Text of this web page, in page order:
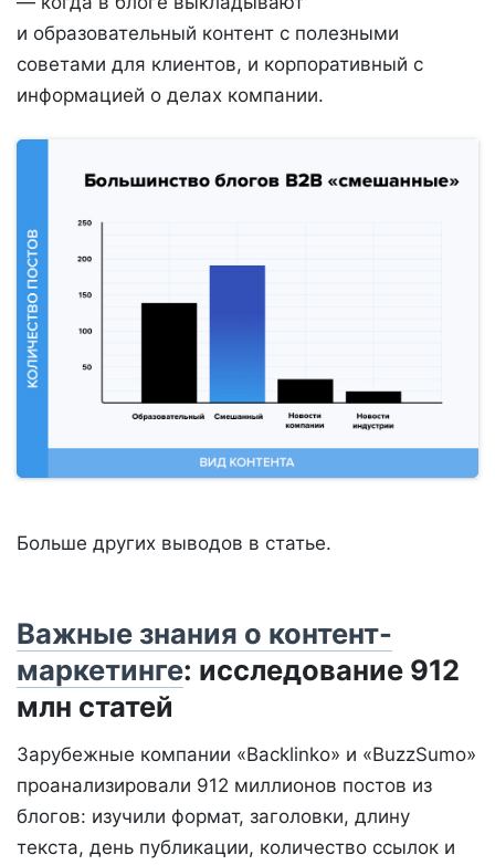
и образовательный контент с полезными
советами для клиентов, и корпоративный с
информацией о делах компании.
Больше других выводов в статье.
Важные знания о контент-
маркетинге: исследование 912
млн статей
Зарубежные компании «Backlinko» и «BuzzSumo»
проанализировали 912 миллионов постов из
блогов: изучили формат, заголовки, длину
текста, день публикации, количество ссылок и